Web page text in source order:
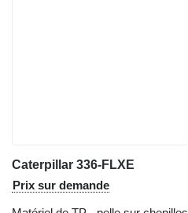
Caterpillar 336-FLXE
Prix sur demande